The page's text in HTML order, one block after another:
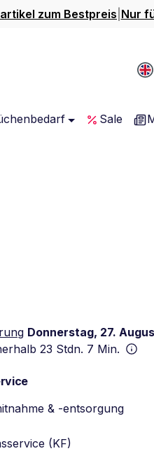
zum Bestpreis Nur
Sale
in neuem Fenster
Datenblatt mit detaillierten
Donnerstag, 27.
23 Stdn. 7 Min.
& -entsorgung
(KF)